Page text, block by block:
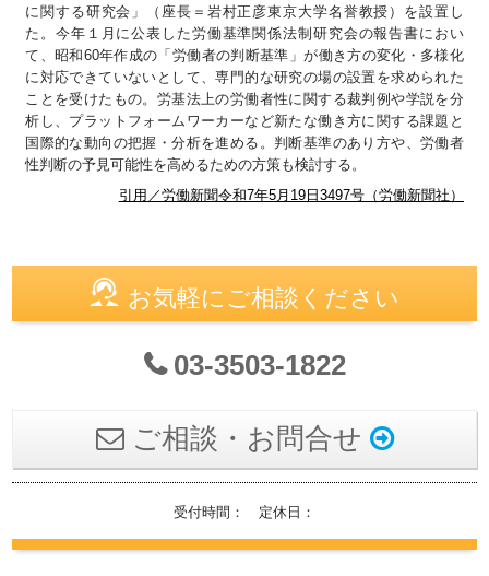
に関する研究会」（座長＝岩村正彦東京大学名誉教授）を設置し
た。今年１月に公表した労働基準関係法制研究会の報告書におい
て、昭和60年作成の「労働者の判断基準」が働き方の変化・多様化
に対応できていないとして、専門的な研究の場の設置を求められた
ことを受けたもの。労基法上の労働者性に関する裁判例や学説を分
析し、プラットフォームワーカーなど新たな働き方に関する課題と
国際的な動向の把握・分析を進める。判断基準のあり方や、労働者
性判断の予見可能性を高めるための方策も検討する。
引用／労働新聞令和7年5月19日3497号（労働新聞社）
お気軽にご相談ください
03-3503-1822
ご相談・お問合せ
受付時間： 定休日：